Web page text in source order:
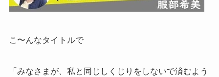
こ〜んなタイトルで
「みなさまが、私と同じしくじりをしないで済むよう